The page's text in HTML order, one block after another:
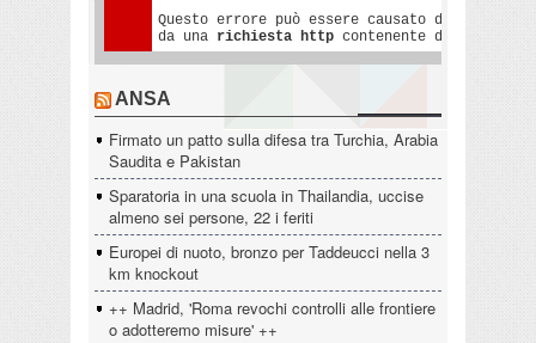
ANSA
Firmato un patto sulla difesa tra Turchia, Arabia
Saudita e Pakistan
Sparatoria in una scuola in Thailandia, uccise
almeno sei persone, 22 i feriti
Europei di nuoto, bronzo per Taddeucci nella 3
km knockout
++ Madrid, 'Roma revochi controlli alle frontiere
o adotteremo misure' ++